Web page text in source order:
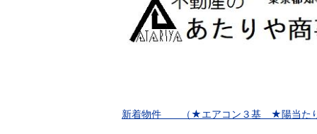
新着物件 （★エアコン３基 ★陽当た